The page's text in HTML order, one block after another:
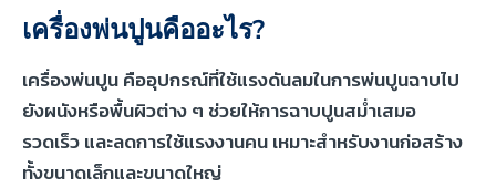
เครื่องพ่นปูนคืออะไร?
เครื่องพ่นปูน คืออุปกรณ์ที่ใช้แรงดันลมในการพ่นปูนฉาบไป
ยังผนังหรือพื้นผิวต่าง ๆ ช่วยให้การฉาบปูนสม่ำเสมอ
รวดเร็ว และลดการใช้แรงงานคน เหมาะสำหรับงานก่อสร้าง
ทั้งขนาดเล็กและขนาดใหญ่